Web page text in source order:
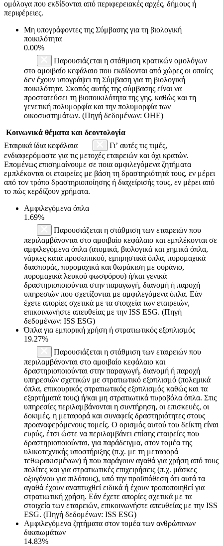
ομόλογα που εκδίδονται από περιφερειακές αρχές, δήμους ή
περιφέρειες.
Μη υπογράφοντες της Σύμβασης για τη βιολογική
ποικιλότητα
0.00%
Παρουσιάζεται η στάθμιση κρατικών ομολόγων
στο αμοιβαίο κεφάλαιο που εκδίδονται από χώρες οι οποίες
δεν έχουν υπογράψει τη Σύμβαση για τη βιολογική
ποικιλότητα. Σκοπός αυτής της σύμβασης είναι να
προστατεύσει τη βιοποικιλότητα της γης, καθώς και τη
γενετική πολυμορφία και την πολυμορφία των
οικοσυστημάτων. (Πηγή δεδομένων: ΟΗΕ)
Κοινωνικά θέματα και δεοντολογία
Εταιρικά ίδια κεφάλαια
Γι’ αυτές τις τιμές,
ενδιαφερόμαστε για τις μετοχές εταιρειών και όχι κρατών.
Επομένως επισημαίνουμε σε ποια αμφιλεγόμενα ζητήματα
εμπλέκονται οι εταιρείες με βάση τη δραστηριότητά τους, εν μέρει
από τον τρόπο δραστηριοποίησης ή διαχείρισής τους, εν μέρει από
το πώς κερδίζουν χρήματα.
Αμφιλεγόμενα όπλα
1.69%
Παρουσιάζεται η στάθμιση των εταιρειών που
περιλαμβάνονται στο αμοιβαίο κεφάλαιο και εμπλέκονται σε
αμφιλεγόμενα όπλα (ατομικά, βιολογικά και χημικά όπλα,
νάρκες κατά προσωπικού, εμπρηστικά όπλα, πυρομαχικά
διασποράς, πυρομαχικά και θωράκιση με ουράνιο,
πυρομαχικά λευκού φωσφόρου) ή/και γενικά
δραστηριοποιούνται στην παραγωγή, διανομή ή παροχή
υπηρεσιών που σχετίζονται με αμφιλεγόμενα όπλα. Εάν
έχετε απορίες σχετικά με τα στοιχεία των εταιρειών,
επικοινωνήστε απευθείας με την ISS ESG. (Πηγή
δεδομένων: ISS ESG)
Όπλα για εμπορική χρήση ή στρατιωτικός εξοπλισμός
19.27%
Παρουσιάζεται η στάθμιση των εταιρειών που
περιλαμβάνονται στο αμοιβαίο κεφάλαιο και
δραστηριοποιούνται στην παραγωγή, διανομή ή παροχή
υπηρεσιών σχετικών με στρατιωτικό εξοπλισμό (πολεμικά
όπλα, επικουρικός στρατιωτικός εξοπλισμός καθώς και τα
εξαρτήματά τους) ή/και μη στρατιωτικά πυροβόλα όπλα. Στις
υπηρεσίες περιλαμβάνονται η συντήρηση, οι επισκευές, οι
δοκιμές, η μεταφορά και συναφείς δραστηριότητες στους
προαναφερόμενους τομείς. Ο ορισμός αυτού του δείκτη είναι
ευρύς, έτσι ώστε να περιλαμβάνει επίσης εταιρείες που
δραστηριοποιούνται, για παράδειγμα, στον τομέα της
υλικοτεχνικής υποστήριξης (π.χ. με τη μεταφορά
τεθωρακισμένων) ή που παράγουν αγαθά για χρήση από τους
πολίτες και για στρατιωτικές επιχειρήσεις (π.χ. μάσκες
οξυγόνου για πιλότους), υπό την προϋπόθεση ότι αυτά τα
αγαθά έχουν αναπτυχθεί ειδικά ή έχουν τροποποιηθεί για
στρατιωτική χρήση. Εάν έχετε απορίες σχετικά με τα
στοιχεία των εταιρειών, επικοινωνήστε απευθείας με την ISS
ESG. (Πηγή δεδομένων: ISS ESG)
Αμφιλεγόμενα ζητήματα στον τομέα των ανθρώπινων
δικαιωμάτων
14.83%